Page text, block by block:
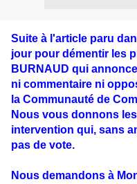
Suite à l'article paru
jour pour démentir les
BURNAUD qui
ni commentaire ni
la Communauté de
Nous vous donnons
intervention qui, sans
pas de vote.
Nous demandons à